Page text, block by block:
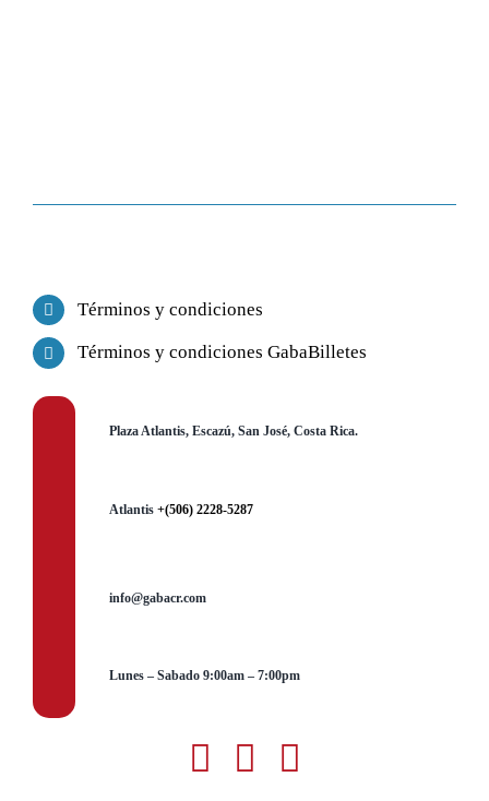
Términos y condiciones
Términos y condiciones GabaBilletes
Plaza Atlantis, Escazú, San José, Costa Rica.
Atlantis +(506) 2228-5287
info@gabacr.com
Lunes – Sabado 9:00am – 7:00pm